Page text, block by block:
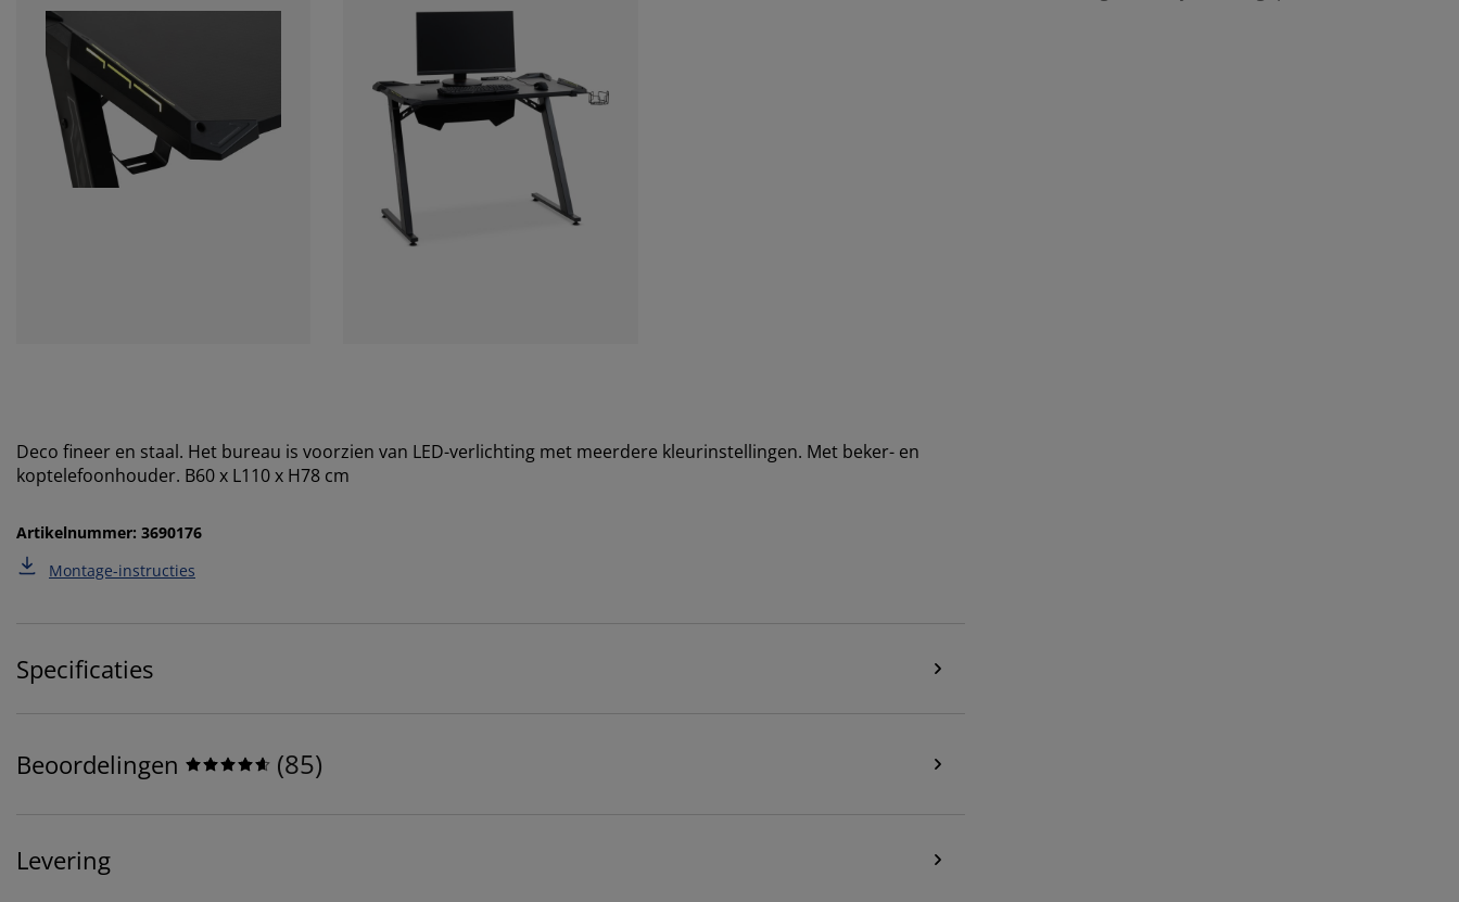
Deco fineer en staal. Het bureau is voorzien van LED-verlichting met meerdere kleurinstellingen. Met beker- en
koptelefoonhouder. B60 x L110 x H78 cm
Artikelnummer: 3690176
Montage-instructies
Specificaties
Beoordelingen (85)
Levering